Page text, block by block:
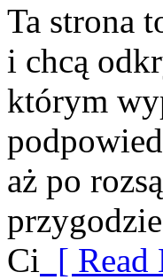
Ta strona
i chcą
którym
aż po
Ci [ Read